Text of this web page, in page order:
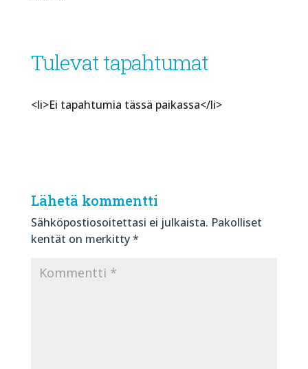
Tulevat tapahtumat
<li>Ei tapahtumia tässä paikassa</li>
Lähetä kommentti
Sähköpostiosoitettasi ei julkaista. Pakolliset
kentät on merkitty*